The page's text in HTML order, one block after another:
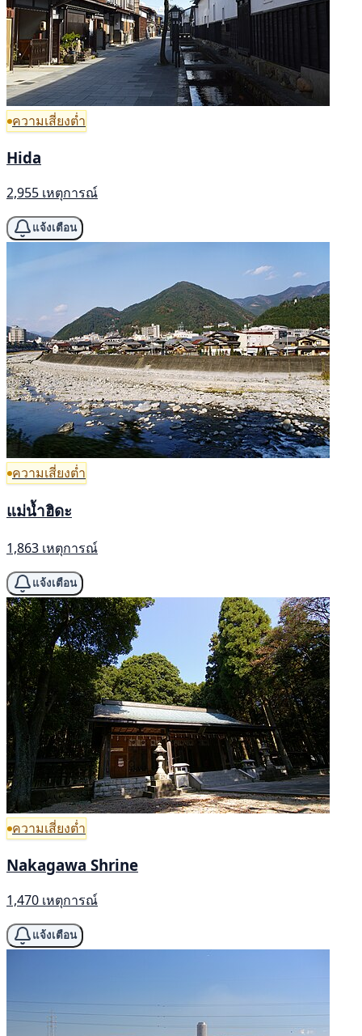
ความเสี่ยงต่ำ
Hida
2,955 เหตุการณ์
แจ้งเตือน
ความเสี่ยงต่ำ
แม่น้ำฮิดะ
1,863 เหตุการณ์
แจ้งเตือน
ความเสี่ยงต่ำ
Nakagawa Shrine
1,470 เหตุการณ์
แจ้งเตือน